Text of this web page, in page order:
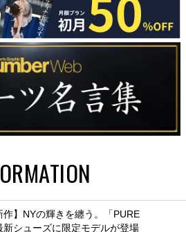
作】NYの輝きを纏う。「PURE
新シューズに限定モデルが登場